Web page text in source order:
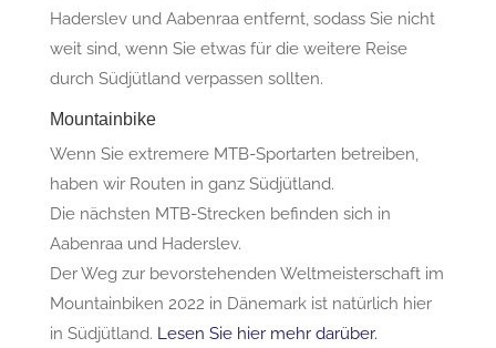
Haderslev und Aabenraa entfernt, sodass Sie nicht
weit sind, wenn Sie etwas für die weitere Reise
durch Südjütland verpassen sollten.
Mountainbike
Wenn Sie extremere MTB-Sportarten betreiben,
haben wir Routen in ganz Südjütland.
Die nächsten MTB-Strecken befinden sich in
Aabenraa und Haderslev.
Der Weg zur bevorstehenden Weltmeisterschaft im
Mountainbiken 2022 in Dänemark ist natürlich hier
in Südjütland. Lesen Sie hier mehr darüber.